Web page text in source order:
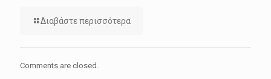
Διαβάστε περισσότερα
Comments are closed.